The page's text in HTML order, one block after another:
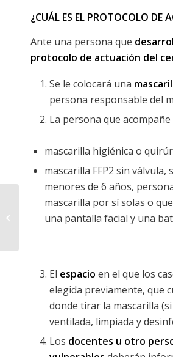
¿CUÁL ES EL PROTOCOLO DE
Ante una persona que
protocolo de actuación del
Se le colocará una
persona responsable del
La persona que
mascarilla higiénica o
mascarilla FFP2 sin
menores de 6 años,
mascarilla por sí solas o
una pantalla facial y una
El espacio en el que los
elegida previamente, que
donde tirar la mascarilla
ventilada, limpiada y
Los docentes u otro
septiembre!